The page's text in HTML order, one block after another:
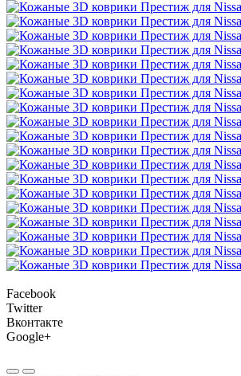
Facebook
Twitter
Вконтакте
Google+